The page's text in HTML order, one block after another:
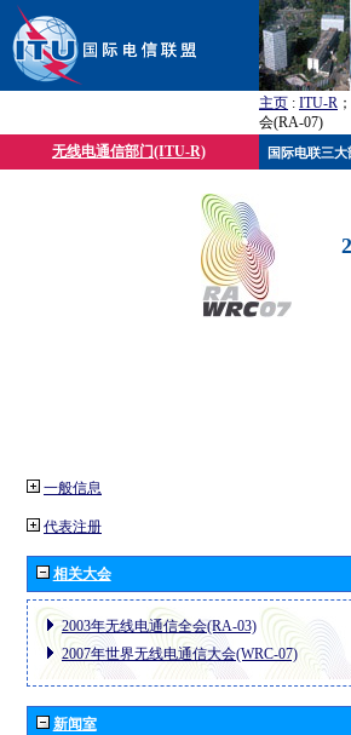
主页 : ITU-R
会(RA-07)
无线电通信部门(ITU-R)
一般信息
代表注册
相关大会
2003年无线电通信全会(RA-03)
2007年世界无线电通信大会(WRC-07)
新闻室
国际电联三大